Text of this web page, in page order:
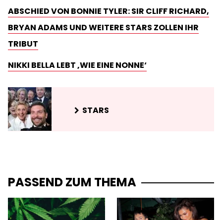
ABSCHIED VON BONNIE TYLER: SIR CLIFF RICHARD,
BRYAN ADAMS UND WEITERE STARS ZOLLEN IHR
TRIBUT
NIKKI BELLA LEBT ‚WIE EINE NONNE‘
STARS
PASSEND ZUM THEMA